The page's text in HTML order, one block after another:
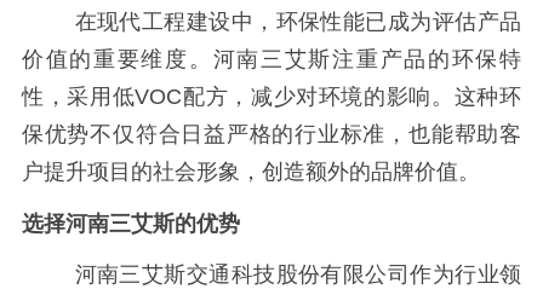
在现代工程建设中，环保性能已成为评估产品
价值的重要维度。河南三艾斯注重产品的环保特
性，采用低VOC配方，减少对环境的影响。这种环
保优势不仅符合日益严格的行业标准，也能帮助客
户提升项目的社会形象，创造额外的品牌价值。
选择河南三艾斯的优势
河南三艾斯交通科技股份有限公司作为行业领